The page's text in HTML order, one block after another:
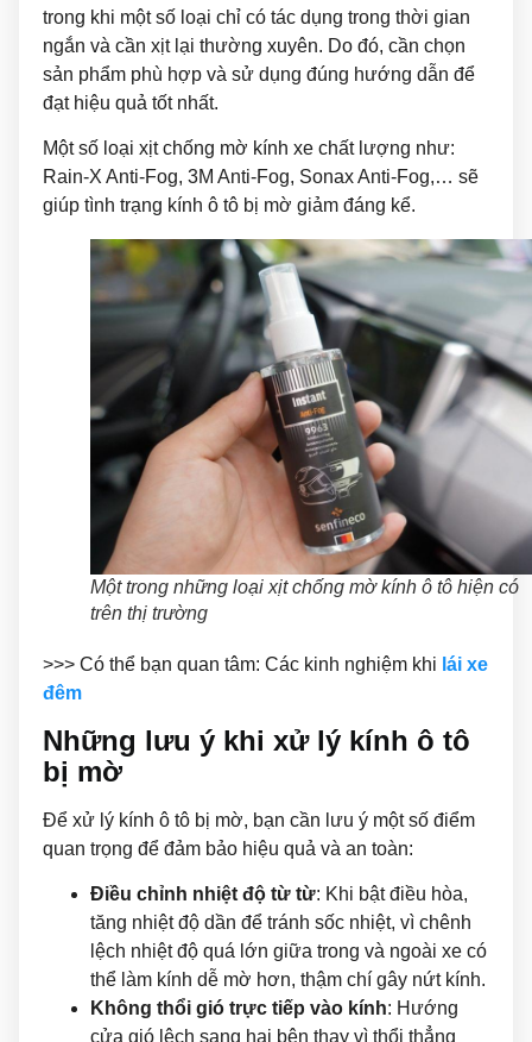
trong khi một số loại chỉ có tác dụng trong thời gian
ngắn và cần xịt lại thường xuyên. Do đó, cần chọn
sản phẩm phù hợp và sử dụng đúng hướng dẫn để
đạt hiệu quả tốt nhất.
Một số loại xịt chống mờ kính xe chất lượng như:
Rain-X Anti-Fog, 3M Anti-Fog, Sonax Anti-Fog,… sẽ
giúp tình trạng kính ô tô bị mờ giảm đáng kể.
Một trong những loại xịt chống mờ kính ô tô hiện có
trên thị trường
>>> Có thể bạn quan tâm: Các kinh nghiệm khi lái xe
đêm
Những lưu ý khi xử lý kính ô tô
bị mờ
Để xử lý kính ô tô bị mờ, bạn cần lưu ý một số điểm
quan trọng để đảm bảo hiệu quả và an toàn:
Điều chỉnh nhiệt độ từ từ: Khi bật điều hòa,
tăng nhiệt độ dần để tránh sốc nhiệt, vì chênh
lệch nhiệt độ quá lớn giữa trong và ngoài xe có
thể làm kính dễ mờ hơn, thậm chí gây nứt kính.
Không thổi gió trực tiếp vào kính: Hướng
cửa gió lệch sang hai bên thay vì thổi thẳng